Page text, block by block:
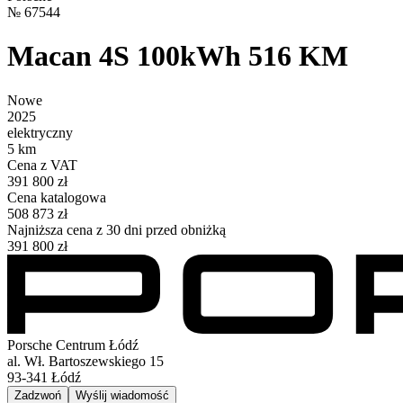
№ 67544
Macan 4S 100kWh 516 KM
Nowe
2025
elektryczny
5 km
Cena z VAT
391 800 zł
Cena katalogowa
508 873 zł
Najniższa cena z 30 dni przed obniżką
391 800 zł
Porsche Centrum Łódź
al. Wł. Bartoszewskiego 15
93-341 Łódź
Zadzwoń Wyślij wiadomość